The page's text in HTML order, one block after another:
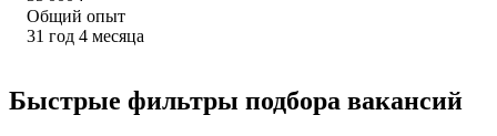
Общий опыт
31 год 4 месяца
Быстрые фильтры подбора вакансий